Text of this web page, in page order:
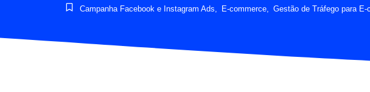
Campanha Facebook e Instagram Ads, E-commerce, Gestão de Tráfego para E-